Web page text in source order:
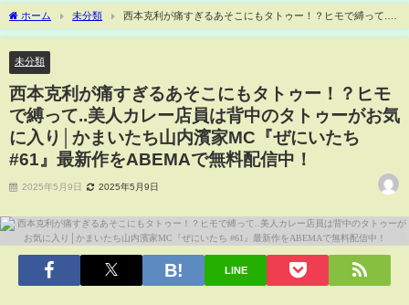
ホーム 未分類
西本克利が痛すぎるあそこにもタトゥー！？ヒモで縛って..
美人カレー店員は背中のタトゥーがお気に入り│かまいたち山内濱家MC『ぜにいたち
未分類
西本克利が痛すぎるあそこにもタトゥー！？ヒモ
で縛って..美人カレー店員は背中のタトゥーがお気
に入り│かまいたち山内濱家MC『ぜにいたち
#61』最新作をABEMAで無料配信中！
2025年5月9日 2025年5月9日
LINE